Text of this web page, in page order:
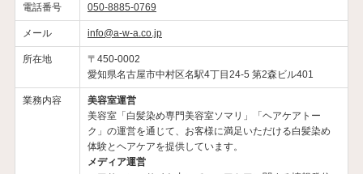
電話番号 050-8885-0769
メール info@a-w-a.co.jp
所在地
〒450-0002
愛知県名古屋市中村区名駅4丁目24-5 第2森ビル401
業務内容
美容室運営
美容室「白髪染め専門美容室ソマリ」「ヘアケアトー
ク」の運営を通じて、お客様に満足いただける白髪染め
体験とヘアケアを提供しています。
メディア運営